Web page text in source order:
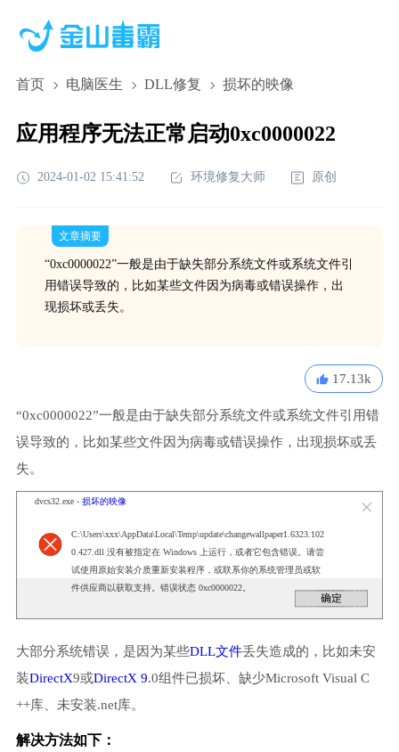
首页 电脑医生 DLL修复 损坏的映像
应用程序无法正常启动0xc0000022
2024-01-02 15:41:52 环境修复大师 原创
文章摘要
“0xc0000022”一般是由于缺失部分系统文件或系统文件引
用错误导致的，比如某些文件因为病毒或错误操作，出
现损坏或丢失。
17.13k
“0xc0000022”一般是由于缺失部分系统文件或系统文件引用错
误导致的，比如某些文件因为病毒或错误操作，出现损坏或丢
失。
dvcs32.exe - 损坏的映像
C:\Users\xxx\AppData\Local\Temp\update\changewallpaper1.6323.102
0.427.dll 没有被指定在 Windows 上运行，或者它包含错误。请尝
试使用原始安装介质重新安装程序，或联系你的系统管理员或软
件供应商以获取支持。错误状态 0xc0000022。
大部分系统错误，是因为某些DLL文件丢失造成的，比如未安
装DirectX9或DirectX 9.0组件已损坏、缺少Microsoft Visual C
++库、未安装.net库。
解决方法如下：